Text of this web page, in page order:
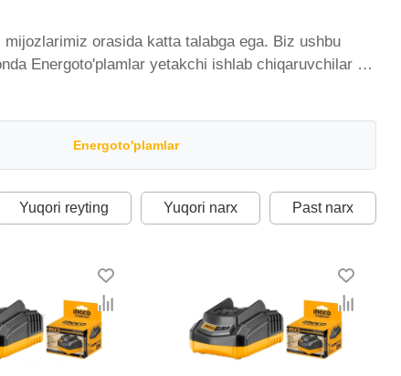
orasida katta talabga ega. Biz ushbu
Energoto'plamlar yetakchi ishlab chiqaruvchilar va
Biz butun mamlakat bo'ylab tovarlarni
Energoto'plamlar
Yuqori reyting Yuqori narx Past narx